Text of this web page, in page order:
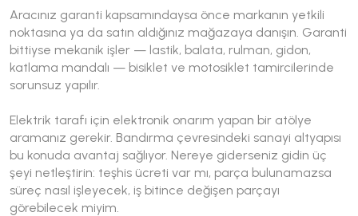
Aracınız garanti kapsamındaysa önce markanın yetkili
noktasına ya da satın aldığınız mağazaya danışın. Garanti
bittiyse mekanik işler — lastik, balata, rulman, gidon,
katlama mandalı — bisiklet ve motosiklet tamircilerinde
sorunsuz yapılır.
Elektrik tarafı için elektronik onarım yapan bir atölye
aramanız gerekir. Bandırma çevresindeki sanayi altyapısı
bu konuda avantaj sağlıyor. Nereye giderseniz gidin üç
şeyi netleştirin: teşhis ücreti var mı, parça bulunamazsa
süreç nasıl işleyecek, iş bitince değişen parçayı
görebilecek miyim.